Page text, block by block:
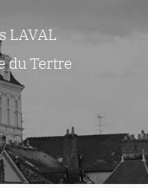
LAVAL
du Tertre